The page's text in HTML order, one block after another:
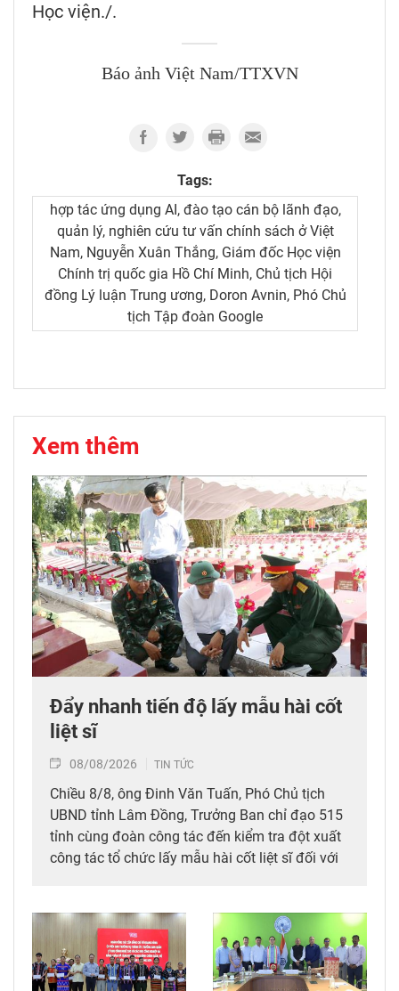
Học viện./.
Báo ảnh Việt Nam/TTXVN
Tags:
hợp tác ứng dụng AI, đào tạo cán bộ lãnh đạo,
quản lý, nghiên cứu tư vấn chính sách ở Việt
Nam, Nguyễn Xuân Thắng, Giám đốc Học viện
Chính trị quốc gia Hồ Chí Minh, Chủ tịch Hội
đồng Lý luận Trung ương, Doron Avnin, Phó Chủ
tịch Tập đoàn Google
Xem thêm
Đẩy nhanh tiến độ lấy mẫu hài cốt
liệt sĩ
08/08/2026 TIN TỨC
Chiều 8/8, ông Đinh Văn Tuấn, Phó Chủ tịch
UBND tỉnh Lâm Đồng, Trưởng Ban chỉ đạo 515
tỉnh cùng đoàn công tác đến kiểm tra đột xuất
công tác tổ chức lấy mẫu hài cốt liệt sĩ đối với
thời tặng quà cho cán bộ, chiến sĩ tham gia
công tác lấy mẫu tại đây.